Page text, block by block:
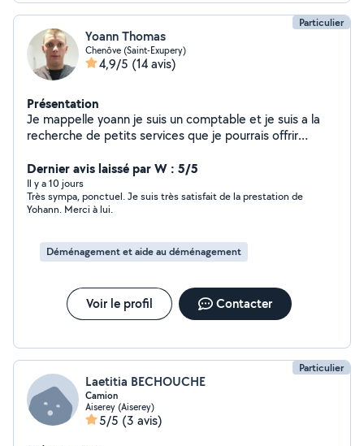
Particulier
Yoann Thomas
Chenôve (Saint-Exupery)
4,9/5 (14 avis)
Présentation
Je mappelle yoann je suis un comptable et je suis a la
recherche de petits services que je pourrais offrir
Dernier avis laissé par W : 5/5
Il y a 10 jours
Très sympa, ponctuel. Je suis très satisfait de la prestation de
Yohann. Merci à lui.
Déménagement et aide au déménagement
Voir le profil Contacter
Particulier
Laetitia BECHOUCHE
Camion
Aiserey (Aiserey)
5/5 (3 avis)